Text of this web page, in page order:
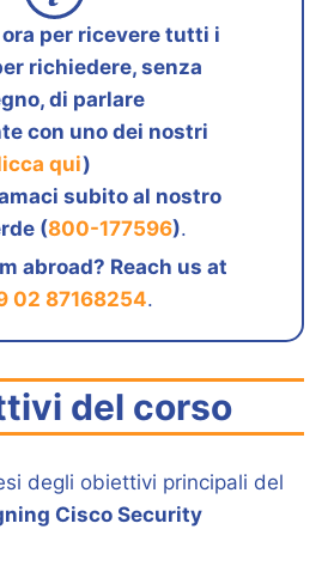
per ricevere tutti i
richiedere, senza
di parlare
con uno dei nostri
qui)
subito al nostro
(800-177596).
abroad? Reach us at
02 87168254.
del corso
degli obiettivi principali del
Cisco Security